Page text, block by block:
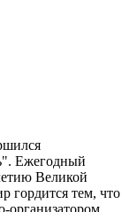
Ежегодный
Великой
гордится тем, что